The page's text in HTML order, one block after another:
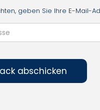
geben Sie Ihre E-Mail-